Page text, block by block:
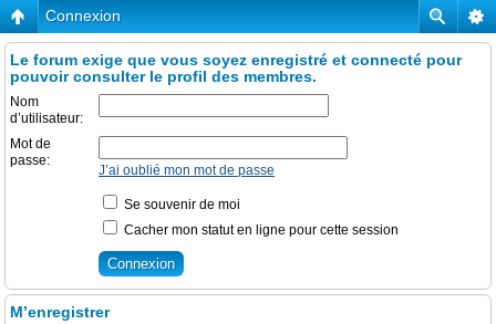
Connexion
Le forum exige que vous soyez enregistré et connecté pour
pouvoir consulter le profil des membres.
Nom
d’utilisateur:
Mot de
passe:
J’ai oublié mon mot de passe
Se souvenir de moi
Cacher mon statut en ligne pour cette session
M’enregistrer